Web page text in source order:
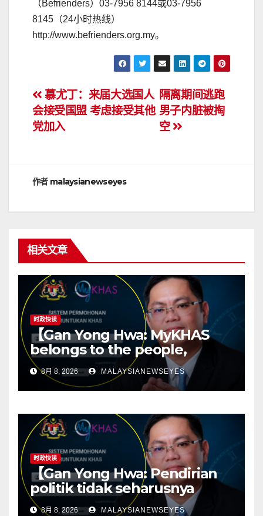
（Befrienders）03-7956 8144或03-7956
8145（24小时热线）
http://www.befrienders.org.my。
文
章
航
隔离期间逃跑
男子内脏被掏
空
慕尤丁：来届大选国人
会接受国盟 考虑接受其他
党加入
作者 malaysianewseyes
相关文章
时政快读
【Gan Yong Hwa: MyKHAS
belongs to the people,
Political positions should not
determine constituency
resources】
8月 8, 2026 MALAYSIANEWSEYES
时政快读
【Gan Yong Hwa: Pendirian
politik tidak seharusnya
menentukan sumber
8月 8, 2026 MALAYSIANEWSEYES